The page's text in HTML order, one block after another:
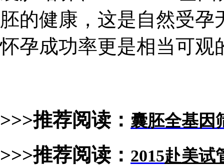
胚的健康，这是自然受
怀孕成功率更是相当可观
>>>推荐阅读： 囊胚全基因
>>>推荐阅读： 2015赴美试